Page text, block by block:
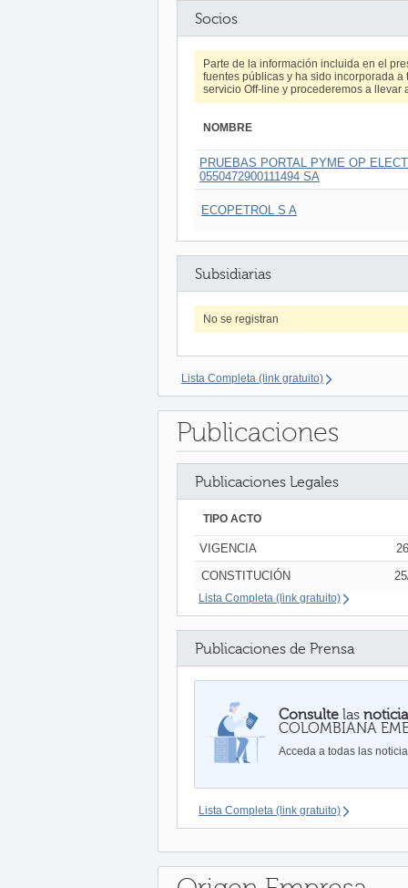
Socios
Parte de la información incluida en el
fuentes públicas y ha sido incorporada
servicio Off-line y procederemos a llevar
NOMBRE
PRUEBAS PORTAL PYME OP
0550472900111494 SA
ECOPETROL S A
Subsidiarias
No se registran
Lista Completa (link gratuito)
Publicaciones
Publicaciones Legales
TIPO ACTO
VIGENCIA
CONSTITUCIÓN
Lista Completa (link gratuito)
Publicaciones de Prensa
Consulte las
COLOMBIANA
Acceda a todas las
Lista Completa (link gratuito)